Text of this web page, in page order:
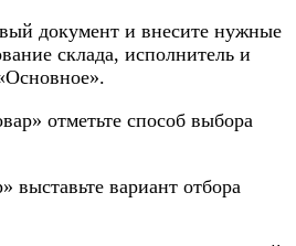
документ и внесите нужные
склада, исполнитель и
отметьте способ выбора
выставьте вариант отбора